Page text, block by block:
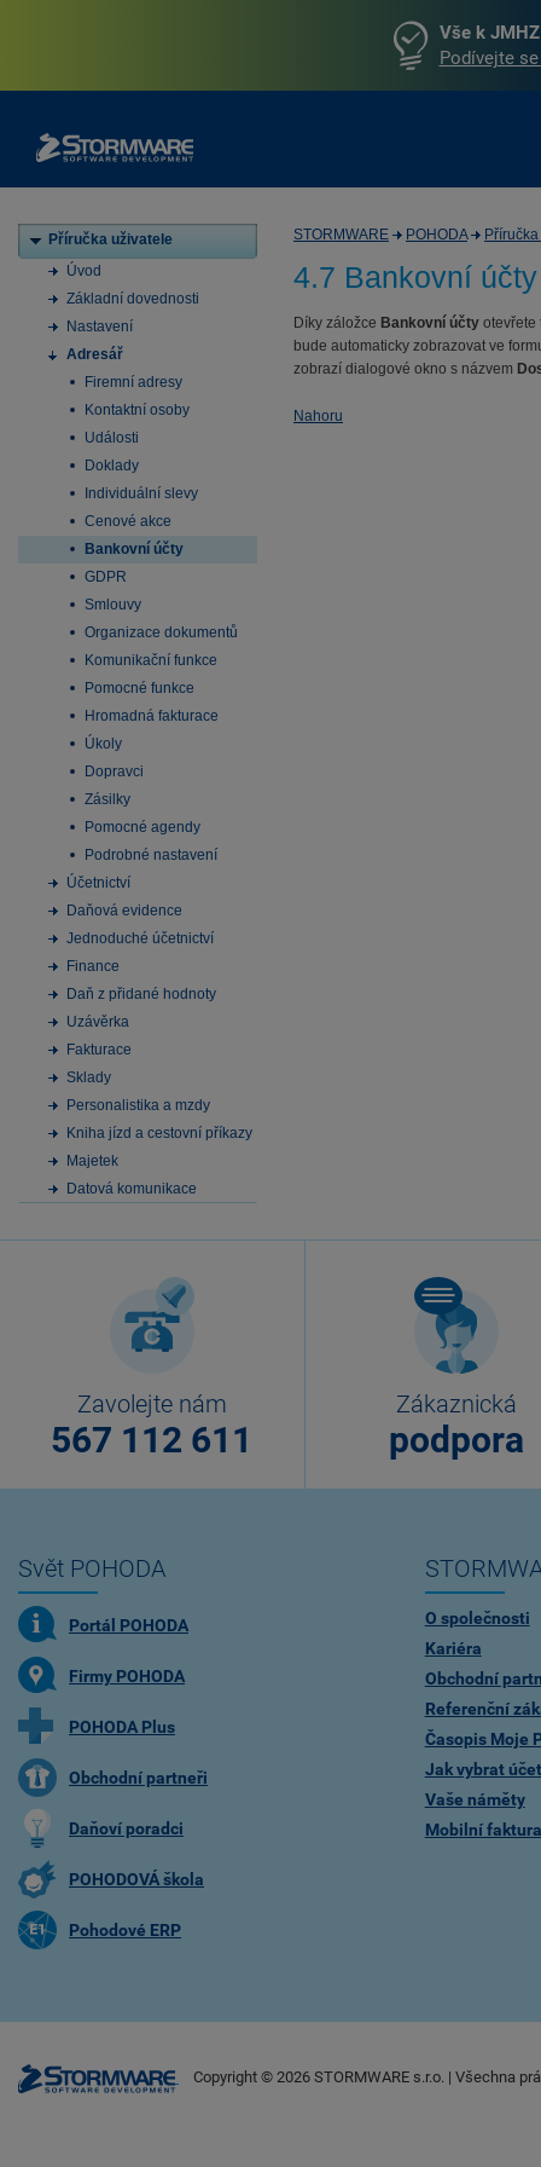
Vše k
Podívejte
Příručka uživatele
Úvod
Základní dovednosti
Nastavení
Adresář
Firemní adresy
Kontaktní osoby
Události
Doklady
Individuální slevy
Cenové akce
Bankovní účty
GDPR
Smlouvy
Organizace dokumentů
Komunikační funkce
Pomocné funkce
Hromadná fakturace
Úkoly
Dopravci
Zásilky
Pomocné agendy
Podrobné nastavení
Účetnictví
Daňová evidence
Jednoduché účetnictví
Finance
Daň z přidané hodnoty
Uzávěrka
Fakturace
Sklady
Personalistika a mzdy
Kniha jízd a cestovní příkazy
Majetek
Datová komunikace
STORMWARE POHODA
4.7 Bankovní účty
Díky záložce Bankovní účty otevřete
bude automaticky zobrazovat ve
zobrazí dialogové okno s názvem
Nahoru
Zavolejte nám
567 112 611
Zákaznická
podpora
Svět POHODA
Portál POHODA
Firmy POHODA
POHODA Plus
Obchodní partneři
Daňoví poradci
POHODOVÁ škola
Pohodové ERP
O společnosti
Kariéra
Obchodní
Referenční
Časopis Moje
Jak vybrat
Vaše náměty
Mobilní
Copyright © 2026 STORMWARE s.r.o. | Všechna